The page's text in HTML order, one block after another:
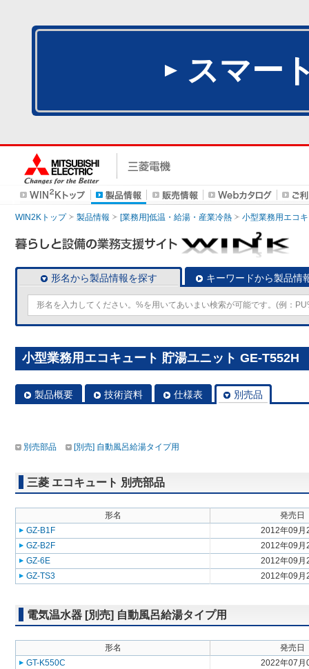
スマー
WIN2Kトップ 製品情報 [業務用]低温・給湯・産業冷熱 小型業務用エコ
形名から製品情報を探す キーワードから製品情
小型業務用エコキュート 貯湯ユニット GE-T552H
製品概要 技術資料 仕様表 別売品
別売部品 [別売] 自動風呂給湯タイプ用
三菱 エコキュート 別売部品
形名
発売日
GZ-B1F
2012年09月
GZ-B2F
2012年09月
GZ-6E
2012年09月
GZ-TS3
2012年09月
電気温水器 [別売] 自動風呂給湯タイプ用
形名
発売日
GT-K550C
2022年07月